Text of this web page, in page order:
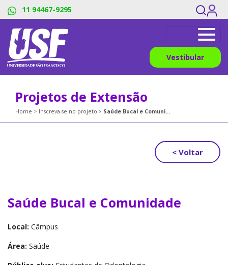
11 94467-9295
Vestibular
Projetos de Extensão
Home Inscreva-se no projeto Saúde Bucal e Comunidade
< Voltar
Saúde Bucal e Comunidade
Local: Câmpus
Área: Saúde